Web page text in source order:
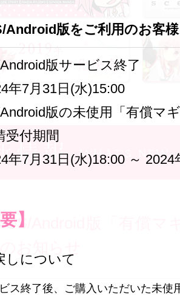
iOS/Android版「有償
お知らせ
Android版をご利用のお客
版サービス終了
年7月31日(水)15:00
版の未使用「有償マ
受付期間
年7月31日(水)18:00 ～
】
しについて
ス終了後、ご購入いただいた未使